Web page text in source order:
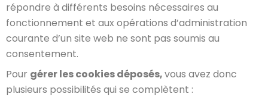
répondre à différents besoins nécessaires au
fonctionnement et aux opérations d’administration
courante d’un site web ne sont pas soumis au
consentement.
Pour gérer les cookies déposés,vous avez donc
plusieurs possibilités qui se complètent :